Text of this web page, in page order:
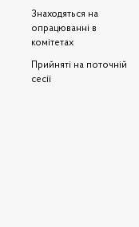
Знаходяться на
опрацюванні в
комітетах
Прийняті на поточній
сесії